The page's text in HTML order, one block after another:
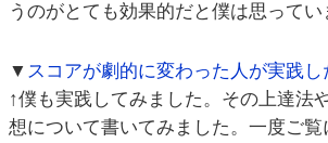
うのがとても効果的だと僕は思ってい
▼ スコアが劇的に変わった人が実践
↑僕も実践してみました。その上達法
想について書いてみました。一度ご